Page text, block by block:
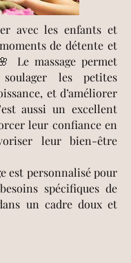
avec les enfants et
de détente et
Le massage permet
soulager les petites
et d’améliorer
aussi un excellent
leur confiance en
leur bien-être
est personnalisé pour
spécifiques de
un cadre doux et